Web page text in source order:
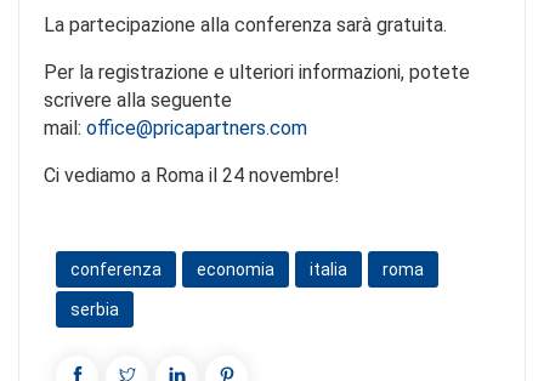
La partecipazione alla conferenza sarà gratuita.
Per la registrazione e ulteriori informazioni, potete
scrivere alla seguente
mail: office@pricapartners.com
Ci vediamo a Roma il 24 novembre!
conferenza economia italia roma
serbia